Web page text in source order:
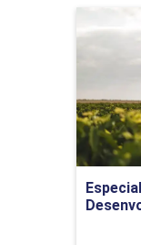
Estímulos
Brasil e